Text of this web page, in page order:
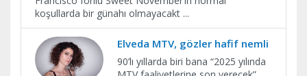
koşullarda bir günahı olmayacakt ...
Elveda MTV, gözler hafif nemli
90’lı yıllarda biri bana “2025 yılında